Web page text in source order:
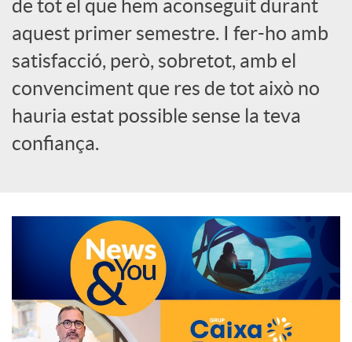
o
c
i
l
s
de tot el que hem aconseguit durant
aquest primer semestre. I fer-ho amb
satisfacció, però, sobretot, amb el
convenciment que res de tot això no
hauria estat possible sense la teva
confiança.